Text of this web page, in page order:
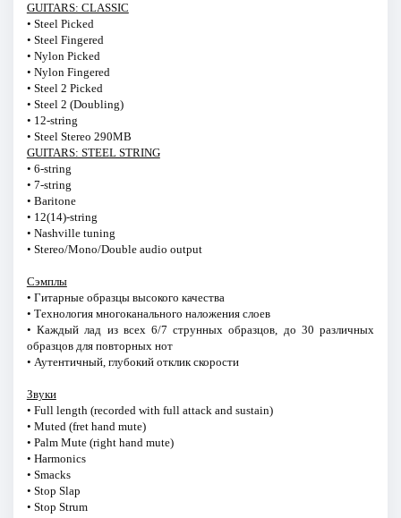
GUITARS: CLASSIC
• Steel Picked
• Steel Fingered
• Nylon Picked
• Nylon Fingered
• Steel 2 Picked
• Steel 2 (Doubling)
• 12-string
• Steel Stereo 290MB
GUITARS: STEEL STRING
• 6-string
• 7-string
• Baritone
• 12(14)-string
• Nashville tuning
• Stereo/Mono/Double audio output
Сэмплы
• Гитарные образцы высокого качества
• Технология многоканального наложения слоев
• Каждый лад из всех 6/7 струнных образцов, до 30 различных
образцов для повторных нот
• Аутентичный, глубокий отклик скорости
Звуки
• Full length (recorded with full attack and sustain)
• Muted (fret hand mute)
• Palm Mute (right hand mute)
• Harmonics
• Smacks
• Stop Slap
• Stop Strum